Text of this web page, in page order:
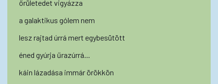
őrületedet vigyázza
a galaktikus gólem nem
lesz rajtad úrrá mert egybesütött
éned gyúrja űrazúrrá...
káin lázadása immár örökkön